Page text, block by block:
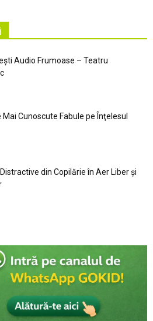
Audio Frumoase – Teatru
Mai Cunoscute Fabule pe Înţelesul
din Copilărie în Aer Liber şi